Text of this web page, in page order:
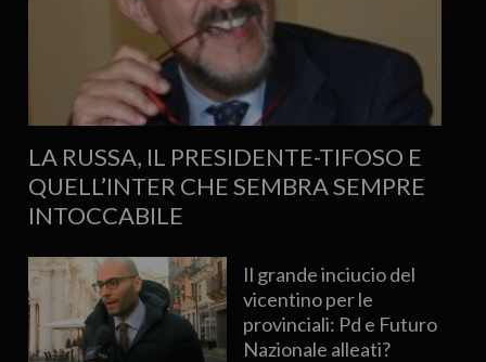
LA RUSSA, IL PRESIDENTE-TIFOSO E
QUELL’INTER CHE SEMBRA SEMPRE
INTOCCABILE
Il grande inciucio del
vicentino per le
provinciali: Pd e Futuro
Nazionale alleati?